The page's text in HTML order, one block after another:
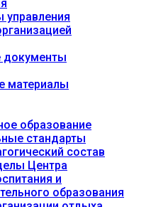
управления
документы
материалы
образование
стандарты
состав
Центра
и
образования